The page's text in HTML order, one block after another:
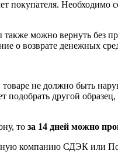
покупателя.
можно вернуть без
о возврате денежных
не должно быть
другой
то за 14 дней можно
компанию СДЭК или